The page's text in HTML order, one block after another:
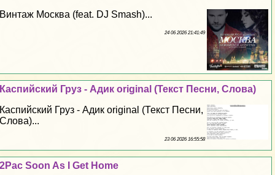
Винтаж Москва (feat. DJ Smash)...
24 06 2026 21:41:49
Каспийский Груз - Адик original (Текст Песни, Слова)
Каспийский Груз - Адик original (Текст Песни,
Слова)...
23 06 2026 16:55:58
2Pac Soon As I Get Home